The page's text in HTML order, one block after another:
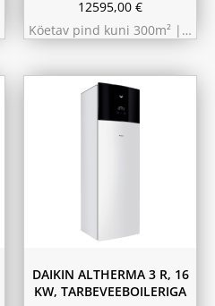
12595,00 €
Köetav pind kuni 300m² |…
230L
DAIKIN ALTHERMA 3 R, 16
KW, TARBEVEEBOILERIGA